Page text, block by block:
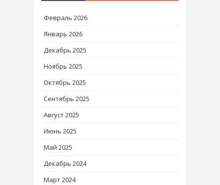
Февраль 2026
Январь 2026
Декабрь 2025
Ноябрь 2025
Октябрь 2025
Сентябрь 2025
Август 2025
Июнь 2025
Май 2025
Декабрь 2024
Март 2024